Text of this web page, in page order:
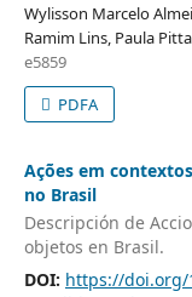
Wylisson Marcelo
Ramim Lins, Paula
e5859
PDFA
Ações em
no Brasil
Descripción de
objetos en Brasil.
DOI: https://doi.org/